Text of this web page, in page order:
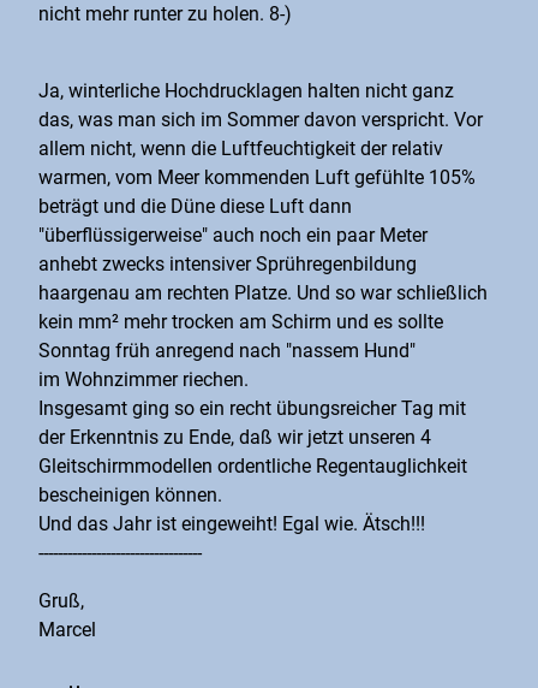
nicht mehr runter zu holen. 8-)
Ja, winterliche Hochdrucklagen halten nicht ganz
das, was man sich im Sommer davon verspricht. Vor
allem nicht, wenn die Luftfeuchtigkeit der relativ
warmen, vom Meer kommenden Luft gefühlte 105%
beträgt und die Düne diese Luft dann
"überflüssigerweise" auch noch ein paar Meter
anhebt zwecks intensiver Sprühregenbildung
haargenau am rechten Platze. Und so war schließlich
kein mm² mehr trocken am Schirm und es sollte
Sonntag früh anregend nach "nassem Hund"
im Wohnzimmer riechen.
Insgesamt ging so ein recht übungsreicher Tag mit
der Erkenntnis zu Ende, daß wir jetzt unseren 4
Gleitschirmmodellen ordentliche Regentauglichkeit
bescheinigen können.
Und das Jahr ist eingeweiht! Egal wie. Ätsch!!!
----------------------------------
Gruß,
Marcel